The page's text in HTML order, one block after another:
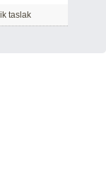
taslak